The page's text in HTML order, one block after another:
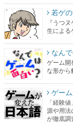
若ゲ
『うつ
生による
なん
ゲーム開
な形から
ゲー
「経験
源や用法
が徹底調